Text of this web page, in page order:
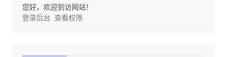
您好，欢迎到访网站！
登录后台 查看权限